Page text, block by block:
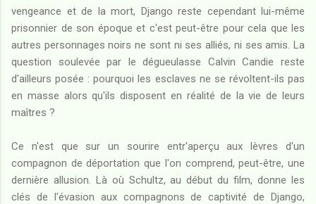
vengeance et de la mort, Django reste cependant lui-même
prisonnier de son époque et c'est peut-être pour cela que les
autres personnages noirs ne sont ni ses alliés, ni ses amis. La
question soulevée par le dégueulasse Calvin Candie reste
d'ailleurs posée : pourquoi les esclaves ne se révoltent-ils pas
en masse alors qu'ils disposent en réalité de la vie de leurs
maîtres ?
Ce n'est que sur un sourire entr'aperçu aux lèvres d'un
compagnon de déportation que l'on comprend, peut-être, une
dernière allusion. Là où Schultz, au début du film, donne les
clés de l'évasion aux compagnons de captivité de Django,